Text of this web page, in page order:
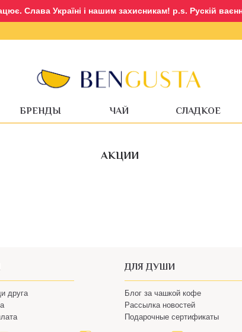
Слава Україні і нашим захисникам! p.s. Рускій
БРЕНДЫ ЧАЙ СЛАДКОЕ
АКЦИИ
друга
ДЛЯ ДУШИ
Блог за чашкой кофе
Рассылка новостей
Подарочные сертификаты